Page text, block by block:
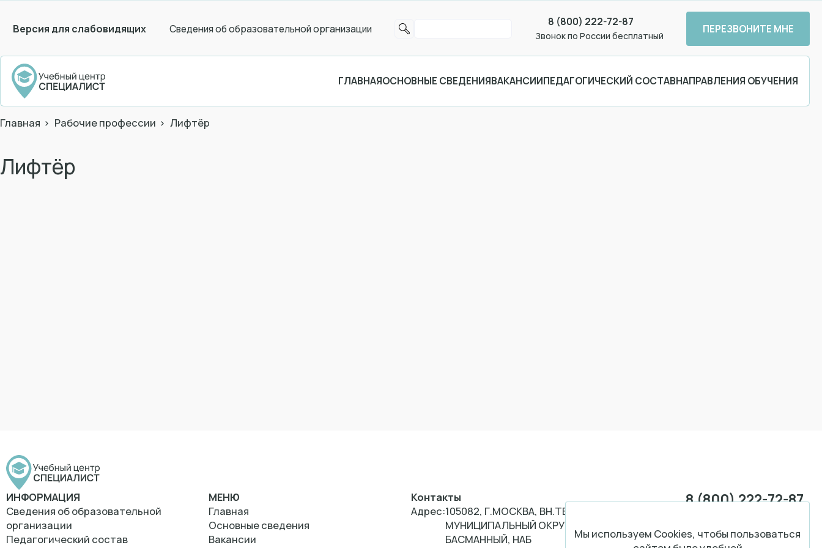
Версия для слабовидящих Сведения об образовательной организации
8 (800) 222-72-87
Звонок по России бесплатный
ПЕРЕЗВОНИТЕ МНЕ
ГЛАВНАЯОСНОВНЫЕ СВЕДЕНИЯВАКАНСИИПЕДАГОГИЧЕСКИЙ СОСТАВНАПРАВЛЕНИЯ ОБУЧЕНИЯ
Главная Рабочие профессии Лифтёр
Лифтёр
Мы используем Cookies, чтобы пользоваться
ИНФОРМАЦИЯ
Сведения об образовательной
организации
Педагогический состав
МЕНЮ
Главная
Основные сведения
Вакансии
Контакты
Адрес:105082, Г.МОСКВА, ВН.ТЕР.Г.
МУНИЦИПАЛЬНЫЙ ОКРУГ
БАСМАННЫЙ, НАБ
8 (800) 222-72-87